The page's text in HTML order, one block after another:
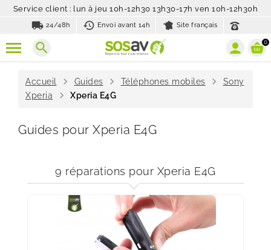
Service client : lun à jeu 10h-12h30 13h30-17h ven 10h-12h30h
local_shipping 24/48h history_toggle_off
Envoi avant 14h Site français
search 0
Accueil chevron_right Guides chevron_right Téléphones mobiles chevron_right
Sony
Xperia
chevron_right Xperia E4G
Guides pour Xperia E4G
9 réparations pour Xperia E4G